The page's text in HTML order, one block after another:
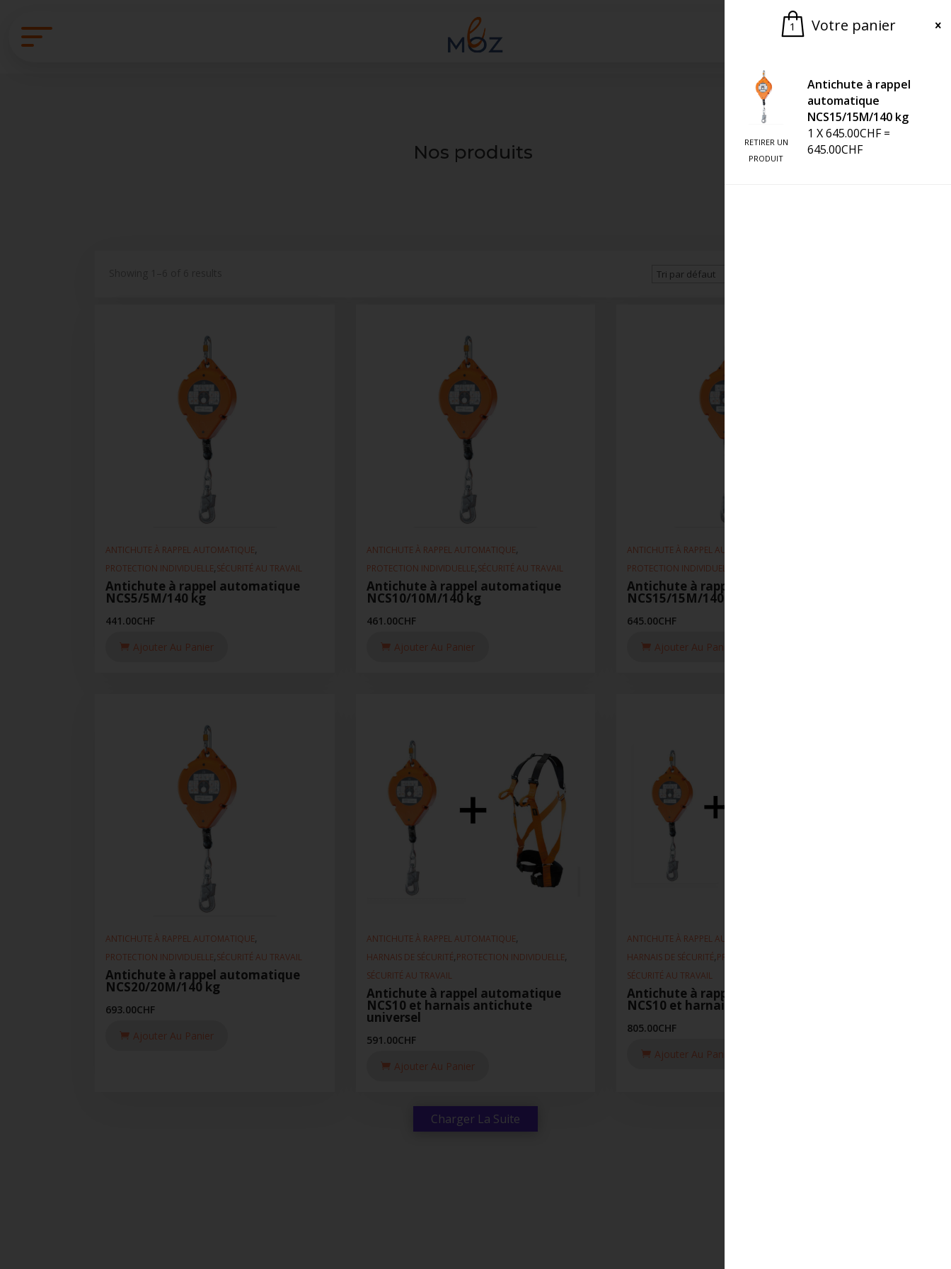
Demander une offre
Nos produits
ANTICHUTE À RAPPEL AUTOMATIQUE,
PROTECTION INDIVIDUELLE,SÉCURITÉ AU TRAVAIL
Antichute à rappel automatique
NCS5/5M/140 kg
441.00CHF
Ajouter Au Panier
ANTICHUTE À RAPPEL AUTOMATIQUE,
PROTECTION INDIVIDUELLE,SÉCURITÉ AU TRAVAIL
Antichute à rappel automatique
NCS10/10M/140 kg
461.00CHF
Ajouter Au Panier
ANTICHUTE À RAPPEL AUTOMATIQUE
PROTECTION INDIVIDUELLE
Antichute à rappel automatique
NCS15/15M/140 kg
645.00CHF
Ajouter Au Panier
ANTICHUTE À RAPPEL AUTOMATIQUE,
PROTECTION INDIVIDUELLE,SÉCURITÉ AU TRAVAIL
Antichute à rappel automatique
NCS20/20M/140 kg
693.00CHF
Ajouter Au Panier
ANTICHUTE À RAPPEL AUTOMATIQUE,
HARNAIS DE SÉCURITÉ,PROTECTION INDIVIDUELLE,
SÉCURITÉ AU TRAVAIL
Antichute à rappel automatique
NCS10 et harnais antichute
universel
591.00CHF
Ajouter Au Panier
ANTICHUTE À RAPPEL AUTOMATIQUE
HARNAIS DE SÉCURITÉ,PROTECTION INDIVIDUELLE
SÉCURITÉ AU TRAVAIL
Antichute à rappel automatique
NCS10 et harnais pour cordiste
805.00CHF
Ajouter Au Panier
Charger La Suite
1 Votre panier
RETIRER UN
PRODUIT
Antichute à rappel
automatique
NCS15/15M/140 kg
1 X645.00CHF =
645.00CHF